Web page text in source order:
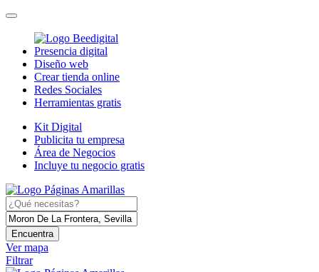
Presencia digital
Diseño web
Crear tienda online
Redes Sociales
Herramientas gratis
Kit Digital
Publicita tu empresa
Área de Negocios
Incluye tu negocio gratis
Encuentra
Ver mapa
Filtrar